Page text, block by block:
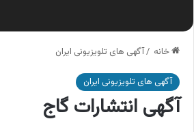
خانه /آگهی های تلویزیونی ایران
آگهی های تلویزیونی ایران
آگهی انتشارات گاج